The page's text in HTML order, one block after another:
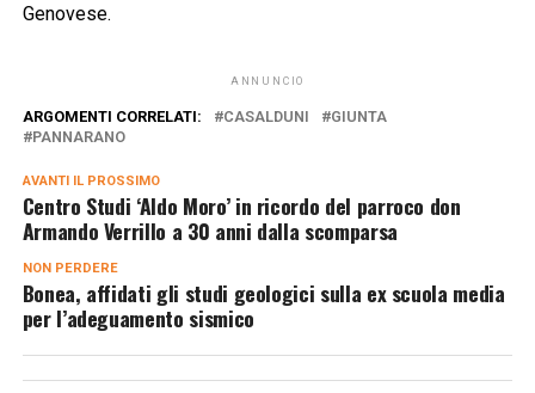
Genovese.
ANNUNCIO
ARGOMENTI CORRELATI: CASALDUNI
GIUNTA
PANNARANO
AVANTI IL ​​PROSSIMO
Centro Studi ‘Aldo Moro’ in ricordo del parroco don
Armando Verrillo a 30 anni dalla scomparsa
NON PERDERE
Bonea, affidati gli studi geologici sulla ex scuola media
per l’adeguamento sismico